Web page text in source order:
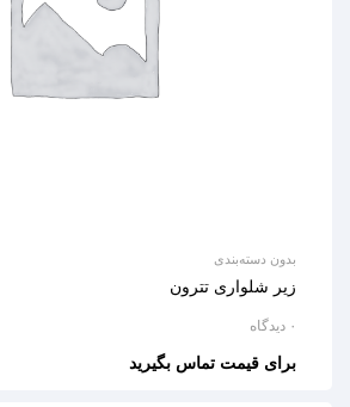
بدون دسته‌بندی
زیر شلواری تترون
۰ دیدگاه
برای قیمت تماس بگیرید